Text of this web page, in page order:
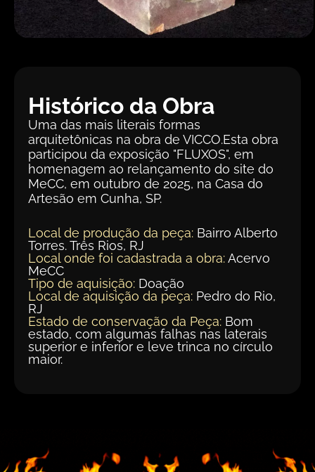
Histórico da Obra
Uma das mais literais formas
arquitetônicas na obra de VICCO.Esta obra
participou da exposição "FLUXOS", em
homenagem ao relançamento do site do
MeCC, em outubro de 2025, na Casa do
Artesão em Cunha, SP.
Local de produção da peça: Bairro Alberto
Torres. Três Rios, RJ
Local onde foi cadastrada a obra:Acervo
MeCC
Tipo de aquisição: Doação
Local de aquisição da peça: Pedro do Rio,
RJ
Estado de conservação da Peça: Bom
estado, com algumas falhas nas laterais
superior e inferior e leve trinca no círculo
maior.